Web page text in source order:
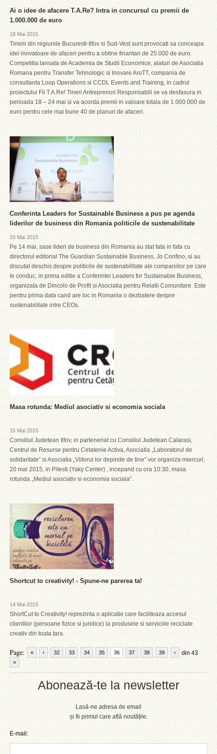
Abonează-te la newsletter
Lasă-ne adresa de email
și fii primul care află noutățile.
E-mail:
Ai o idee de afacere T.A.Re? Intra in concursul cu premii de
1.000.000 de euro
18 Mai 2015
Tinerii din regiunile Bucuresti-Ilfov si Sud-Vest sunt provocati sa conceapa
idei inovatoare de afaceri pentru a obtine finantari de 25.000 de euro.
Competitia lansata de Academia de Studii Economice, alaturi de Asociatia
Romana pentru Transfer Tehnologic si Inovare AroTT, compania de
consultanta Loop Operations si CCDL Events and Training, in cadrul
proiectului Fii T.A.Re! Tineri Antreprenori Responsabili se va desfasura in
perioada 18 – 24 mai si va acorda premii in valoare totala de 1.000.000 de
euro pentru cele mai bune 40 de planuri de afaceri.
Conferinta Leaders for Sustainable Business a pus pe agenda
liderilor de business din Romania politicile de sustenabilitate
15 Mai 2015
Pe 14 mai, sase lideri de business din Romania au stat fata in fata cu
directorul editorial The Guardian Sustainable Business, Jo Confino, si au
discutat deschis despre politicile de sustenabilitate ale companiilor pe care
le conduc, in prima editie a Conferintei Leaders for Sustainable Business,
organizata de Dincolo de Profit si Asociatia pentru Relatii Comunitare. Este
pentru prima data cand are loc in Romania o dezbatere despre
sustenabilitate intre CEOs.
Masa rotunda: Mediul asociativ si economia sociala
15 Mai 2015
Consiliul Judetean Ilfov, in parteneriat cu Consiliul Judetean Calarasi,
Centrul de Resurse pentru Cetatenie Activa, Asociatia „Laboratorul de
solidaritate” si Asociatia „Viitorul lor depinde de tine” vor organiza miercuri,
20 mai 2015, in Pitesti (Yaky Center) , incepand cu ora 10:30, masa
rotunda „Mediul asociativ si economia sociala”.
Shortcut to creativity! - Spune-ne parerea ta!
14 Mai 2015
ShortCut to Creativity! reprezinta o aplicatie care faciliteaza accesul
clientilor (persoane fizice si juridice) la produsele si serviciile reciclate
creativ din toata tara.
Page: « ‹ 32 33 34 35 36 37 38 39 din 43
›
»